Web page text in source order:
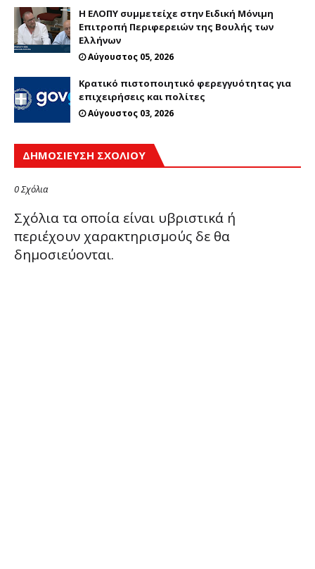
Η ΕΛΟΠΥ συμμετείχε στην Ειδική Μόνιμη
Επιτροπή Περιφερειών της Βουλής των
Ελλήνων
Αύγουστος 05, 2026
Κρατικό πιστοποιητικό φερεγγυότητας για
επιχειρήσεις και πολίτες
Αύγουστος 03, 2026
ΔΗΜΟΣΊΕΥΣΗ ΣΧΟΛΊΟΥ
0 Σχόλια
Σχόλια τα οποία είναι υβριστικά ή
περιέχουν χαρακτηρισμούς δε θα
δημοσιεύονται.